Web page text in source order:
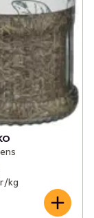
/kg